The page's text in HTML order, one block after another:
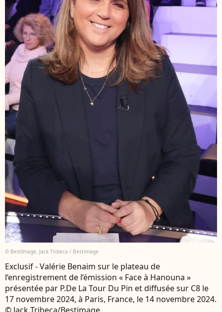
© BestImage, Jack Tribeca / Bestimage
Exclusif - Valérie Benaim sur le plateau de
l’enregistrement de l’émission « Face à Hanouna »
présentée par P.De La Tour Du Pin et diffusée sur C8 le
17 novembre 2024, à Paris, France, le 14 novembre 2024.